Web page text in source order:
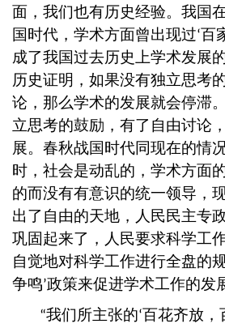
面，我们也有历史经验。我国
国时代，学术方面曾出现过‘百
成了我国过去历史上学术发展
历史证明，如果没有独立思考
论，那么学术的发展就会停滞
立思考的鼓励，有了自由讨论
展。春秋战国时代同现在的情
时，社会是动乱的，学术方面
的而没有有意识的统一领导，
出了自由的天地，人民民主专
巩固起来了，人民要求科学工
自觉地对科学工作进行全盘的
争鸣’政策来促进学术工作的发
“我们所主张的‘百花齐放，